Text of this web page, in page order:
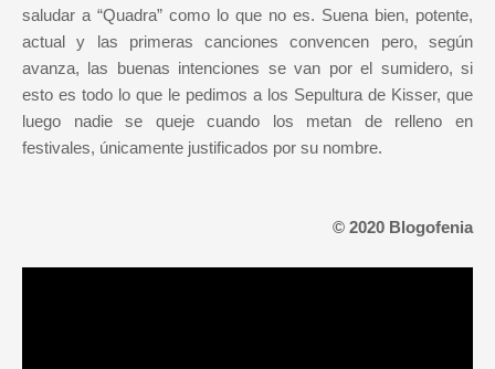
saludar a “Quadra” como lo que no es. Suena bien, potente,
actual y las primeras canciones convencen pero, según
avanza, las buenas intenciones se van por el sumidero, si
esto es todo lo que le pedimos a los Sepultura de Kisser, que
luego nadie se queje cuando los metan de relleno en
festivales, únicamente justificados por su nombre.
© 2020 Blogofenia